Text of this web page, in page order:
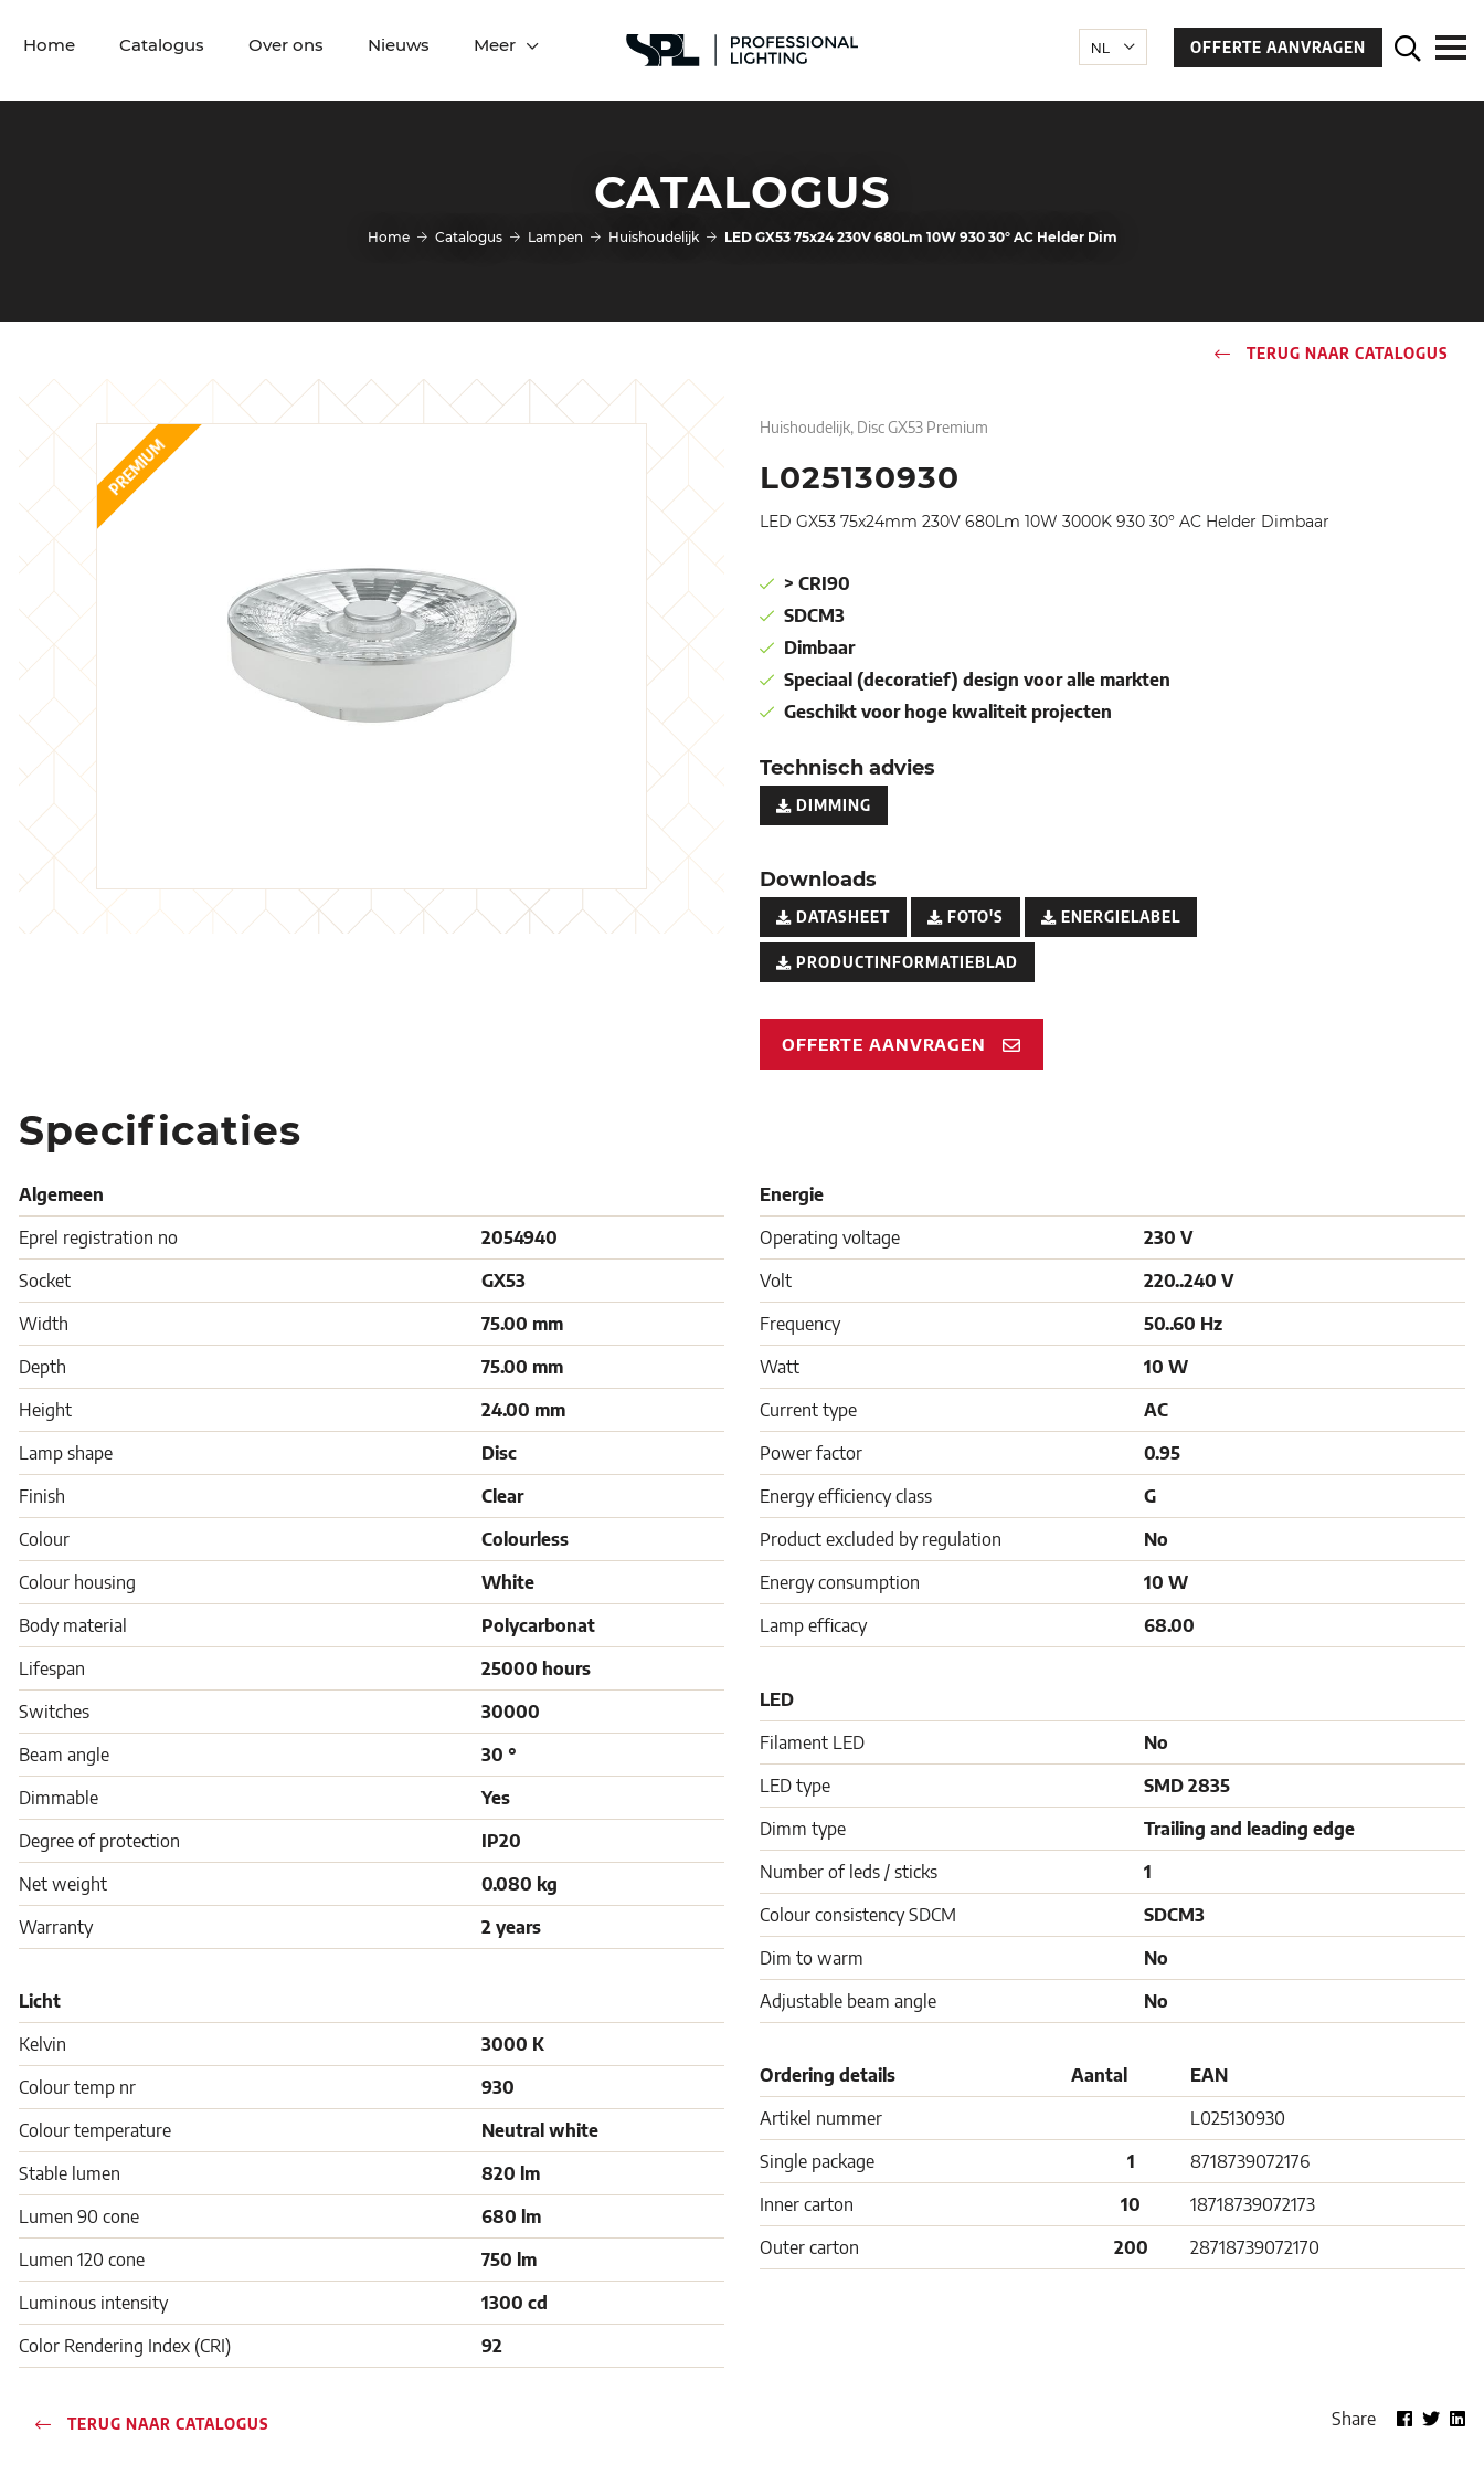
Home Catalogus Over ons Nieuws Meer OFFERTE AANVRAGEN
CATALOGUS
Home Catalogus Lampen Huishoudelijk LED GX53 75x24 230V 680Lm 10W 930 30° AC Helder Dim
TERUG NAAR CATALOGUS
PREMIUM
Huishoudelijk, Disc GX53 Premium
L025130930
LED GX53 75x24mm 230V 680Lm 10W 3000K 930 30° AC Helder Dimbaar
> CRI90
SDCM3
Dimbaar
Speciaal (decoratief) design voor alle markten
Geschikt voor hoge kwaliteit projecten
Technisch advies
DIMMING
Downloads
DATASHEET FOTO'S ENERGIELABEL
PRODUCTINFORMATIEBLAD
OFFERTE AANVRAGEN
Specificaties
Algemeen
Eprel registration no
2054940
Socket
GX53
Width
75.00 mm
Depth
75.00 mm
Height
24.00 mm
Lamp shape
Disc
Finish
Clear
Colour
Colourless
Colour housing
White
Body material
Polycarbonat
Lifespan
25000 hours
Switches
30000
Beam angle
30 °
Dimmable
Yes
Degree of protection
IP20
Net weight
0.080 kg
Warranty
2 years
Licht
Kelvin
3000 K
Colour temp nr
930
Colour temperature
Neutral white
Stable lumen
820 lm
Lumen 90 cone
680 lm
Lumen 120 cone
750 lm
Luminous intensity
1300 cd
Color Rendering Index (CRI)
92
Energie
Operating voltage
230 V
Volt
220..240 V
Frequency
50..60 Hz
Watt
10 W
Current type
AC
Power factor
0.95
Energy efficiency class
G
Product excluded by regulation
No
Energy consumption
10 W
Lamp efficacy
68.00
LED
Filament LED
No
LED type
SMD 2835
Dimm type
Trailing and leading edge
Number of leds / sticks
1
Colour consistency SDCM
SDCM3
Dim to warm
No
Adjustable beam angle
No
Ordering details Aantal
EAN
Artikel nummer
L025130930
Single package
1
8718739072176
Inner carton
10
18718739072173
Outer carton
200 28718739072170
Share
TERUG NAAR CATALOGUS